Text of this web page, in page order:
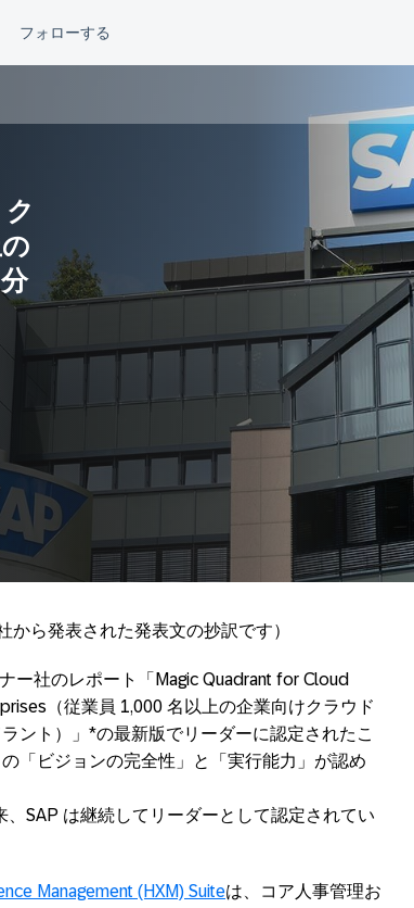
から発表された発表文の抄訳です）
ー社のレポート「Magic Quadrant for Cloud
（従業員 1,000 名以上の企業向けクラウド
ント）」*の最新版でリーダーに認定されたこ
「ビジョンの完全性」と「実行能力」が認め
SAP は継続してリーダーとして認定されてい
Management (HXM) Suiteは、コア人事管理お